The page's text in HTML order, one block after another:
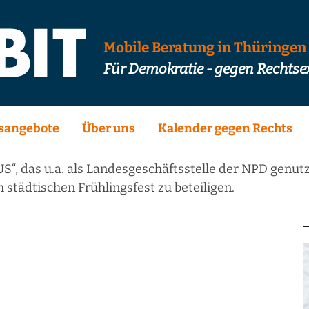
Mobile Beratung in Thüringen
Für Demokratie - gegen
Über uns Kalender gegen Rechts
das u.a. als Landesgeschäftsstelle der NPD
städtischen Frühlingsfest zu beteiligen.